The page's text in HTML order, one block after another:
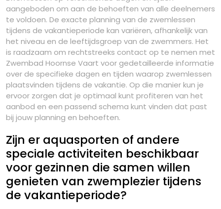
aangeboden om aan de behoeften van alle deelnemers
te voldoen. De exacte planning van de zwemlessen
tijdens de vakantieperiode kan variëren, afhankelijk van
het niveau en de leeftijdsgroep van de zwemmers. Het
is raadzaam om rechtstreeks contact op te nemen met
Zwembad Hoornse Vaart voor gedetailleerde informatie
over de specifieke dagen en tijden waarop zwemlessen
plaatsvinden tijdens de vakantie. Op die manier kun je
ervoor zorgen dat je optimaal kunt profiteren van het
aanbod en een passend schema kunt vinden dat past
bij jouw planning en behoeften.
Zijn er aquasporten of andere
speciale activiteiten beschikbaar
voor gezinnen die samen willen
genieten van zwemplezier tijdens
de vakantieperiode?